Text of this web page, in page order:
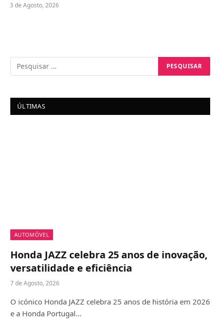
3 de Agosto, 2026
ÚLTIMAS
AUTOMÓVEL
Honda JAZZ celebra 25 anos de inovação,
versatilidade e eficiência
7 de Agosto, 2026
O icónico Honda JAZZ celebra 25 anos de história em 2026
e a Honda Portugal…